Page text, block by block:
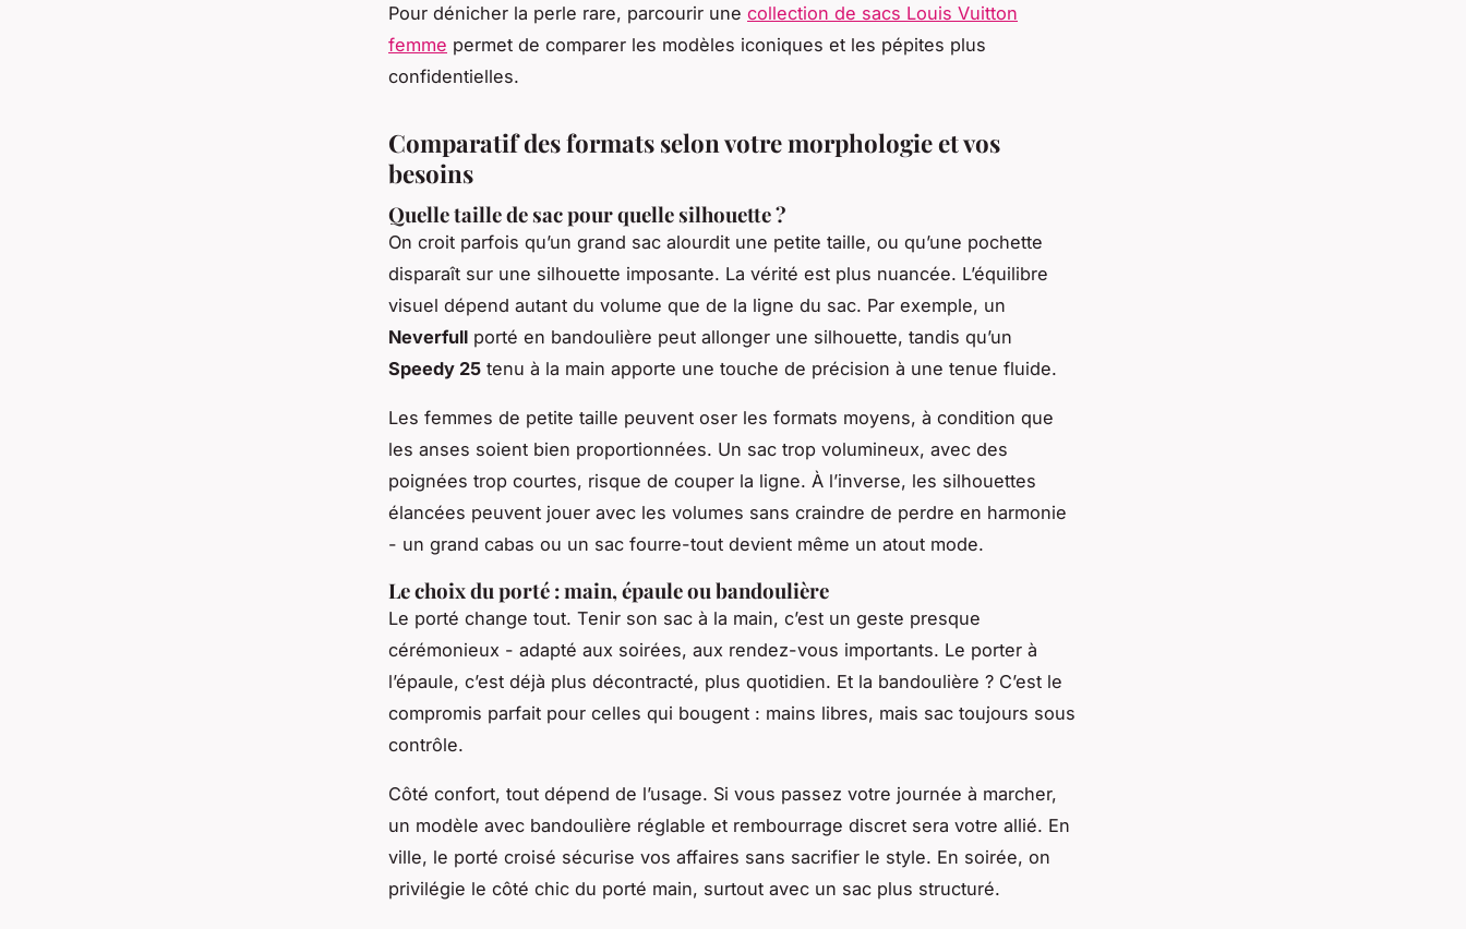
Pour dénicher la perle rare, parcourir une collection de sacs Louis Vuitton
femme permet de comparer les modèles iconiques et les pépites plus
confidentielles.
Comparatif des formats selon votre morphologie et vos
besoins
Quelle taille de sac pour quelle silhouette ?
On croit parfois qu’un grand sac alourdit une petite taille, ou qu’une pochette
disparaît sur une silhouette imposante. La vérité est plus nuancée. L’équilibre
visuel dépend autant du volume que de la ligne du sac. Par exemple, un
Neverfull porté en bandoulière peut allonger une silhouette, tandis qu’un
Speedy 25 tenu à la main apporte une touche de précision à une tenue fluide.
Les femmes de petite taille peuvent oser les formats moyens, à condition que
les anses soient bien proportionnées. Un sac trop volumineux, avec des
poignées trop courtes, risque de couper la ligne. À l’inverse, les silhouettes
élancées peuvent jouer avec les volumes sans craindre de perdre en harmonie
- un grand cabas ou un sac fourre-tout devient même un atout mode.
Le choix du porté : main, épaule ou bandoulière
Le porté change tout. Tenir son sac à la main, c’est un geste presque
cérémonieux - adapté aux soirées, aux rendez-vous importants. Le porter à
l’épaule, c’est déjà plus décontracté, plus quotidien. Et la bandoulière ? C’est le
compromis parfait pour celles qui bougent : mains libres, mais sac toujours sous
contrôle.
Côté confort, tout dépend de l’usage. Si vous passez votre journée à marcher,
un modèle avec bandoulière réglable et rembourrage discret sera votre allié. En
ville, le porté croisé sécurise vos affaires sans sacrifier le style. En soirée, on
privilégie le côté chic du porté main, surtout avec un sac plus structuré.